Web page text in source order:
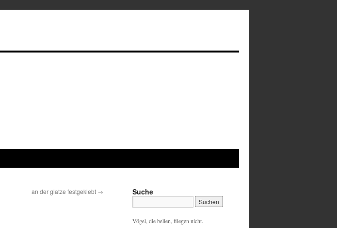
an der glatze festgeklebt → Suche
Vögel, die bellen, fliegen nicht.